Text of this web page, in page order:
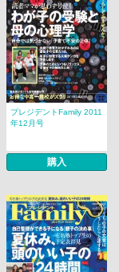
プレジデントFamily 2011
年12月号
購入